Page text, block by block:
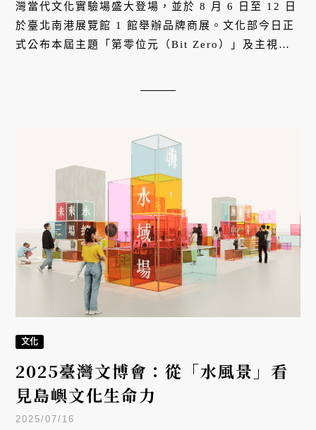
灣當代文化實驗場盛大登場，並於 8 月 6 日至 12 日
於臺北南港展覽館 1 館舉辦品牌商展。文化部今日正
式公布本屆主題「第零位元（Bit Zero）」及主視覺
文化
2025臺灣文博會：從「水風景」看
見島嶼文化生命力
2025/07/16